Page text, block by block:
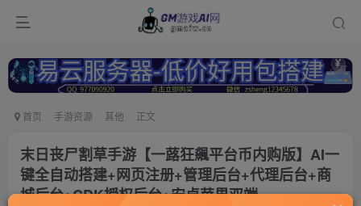
首页 手游资源 其他 正文
末日丧尸割草手游【一蕗狂飆平台币内购版】AI一
键全自动搭建+网页注册+管理后台+代理后台+商
城后台+CDK授权后台+安卓苹果双端